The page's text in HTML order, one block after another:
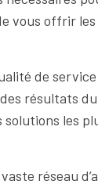
vous offrir
de
résultats
les
réseau